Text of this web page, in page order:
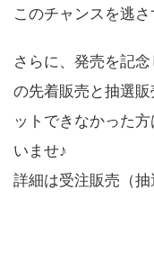
このチャンスを逃
さらに、発売を記
の先着販売と抽選
ットできなかった
いませ♪
詳細は受注販売（抽